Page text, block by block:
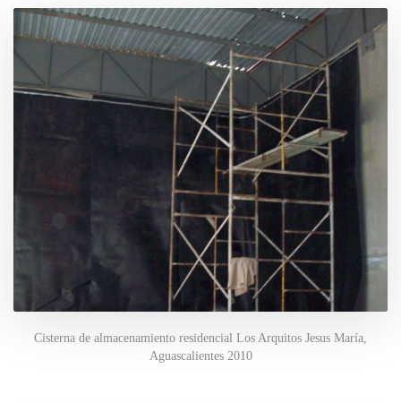
Cisterna de almacenamiento residencial Los Arquitos Jesus María,
Aguascalientes 2010